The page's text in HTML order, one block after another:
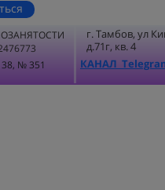
№ 351
г. Тамбов, ул
д.71г, кв. 4
КАНАЛ